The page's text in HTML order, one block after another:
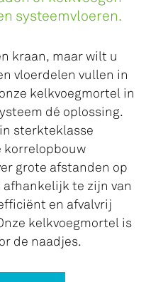
systeemvloeren.
kraan, maar wilt u
vloerdelen vullen in
kelkvoegmortel in
dé oplossing.
sterkteklasse
korrelopbouw
grote afstanden op
te zijn van
en afvalvrij
kelkvoegmortel is
de naadjes.